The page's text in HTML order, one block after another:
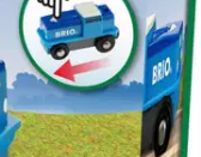
tilauksille
tai